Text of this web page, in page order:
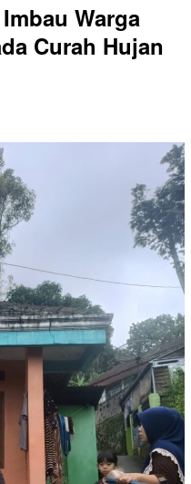
Warga
Curah Hujan